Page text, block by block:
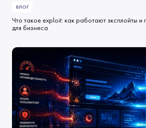
БЛОГ
Что такое exploit: как работают эксплойты
для бизнеса